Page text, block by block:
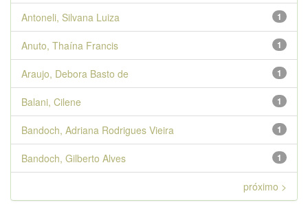
1
Antoneli, Silvana Luiza
1
Anuto, Thaína Francis
1
Araujo, Debora Basto de
1
Balani, Cilene
1
Bandoch, Adriana Rodrigues Vieira
1
Bandoch, Gilberto Alves
próximo >